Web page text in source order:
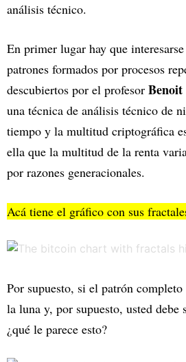
análisis técnico.
En primer lugar hay que
patrones formados por procesos
descubiertos por el profesor
una técnica de análisis técnico de
tiempo y la multitud criptográfica
ella que la multitud de la renta
por razones generacionales.
Acá tiene el gráfico con sus
Por supuesto, si el patrón
la luna y, por supuesto, usted debe
¿qué le parece esto?